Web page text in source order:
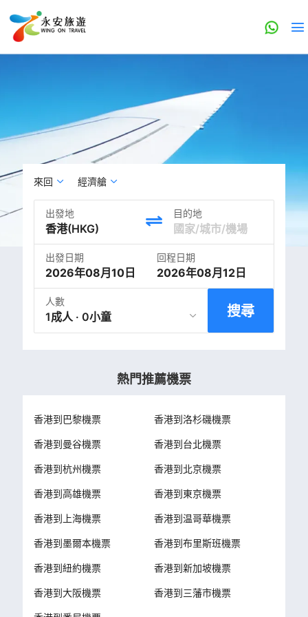
來回 經濟艙
出發地 目的地
出發日期
2026年08月10日
回程日期
2026年08月12日
人數
1成人 · 0小童 搜尋
熱門推薦機票
香港到巴黎機票 香港到洛杉磯機票
香港到曼谷機票 香港到台北機票
香港到杭州機票 香港到北京機票
香港到高雄機票 香港到東京機票
香港到上海機票 香港到温哥華機票
香港到墨爾本機票 香港到布里斯班機票
香港到紐約機票 香港到新加坡機票
香港到大阪機票 香港到三藩市機票